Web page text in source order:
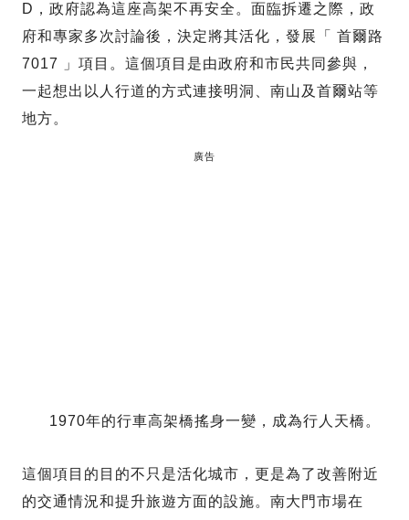
D，政府認為這座高架不再安全。面臨拆遷之際，政
府和專家多次討論後，決定將其活化，發展「 首爾路
7017 」項目。這個項目是由政府和市民共同參與，
一起想出以人行道的方式連接明洞、南山及首爾站等
地方。
廣告
1970年的行車高架橋搖身一變，成為行人天橋。
這個項目的目的不只是活化城市，更是為了改善附近
的交通情況和提升旅遊方面的設施。南大門市場在